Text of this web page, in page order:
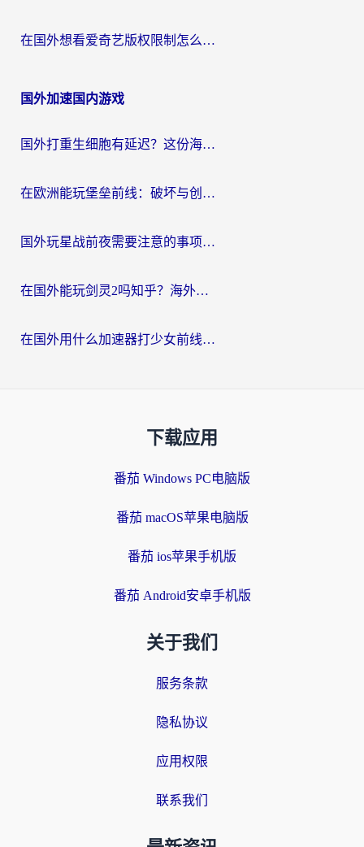
在国外想看爱奇艺版权限制怎么办？海外华人必看的追剧自由指南
国外加速国内游戏
国外打重生细胞有延迟？这份海外畅玩国服游戏加速器终极指南请收好
在欧洲能玩堡垒前线：破坏与创造吗？海外党国服游戏不卡顿的秘密
国外玩星战前夜需要注意的事项：一份来自老玩家的网络生存指南
在国外能玩剑灵2吗知乎？海外党亲测有效的国服游戏加速指南
在国外用什么加速器打少女前线：云图计划不卡？一个老玩家的掏心分享
下载应用
番茄 Windows PC电脑版
番茄 macOS苹果电脑版
番茄 ios苹果手机版
番茄 Android安卓手机版
关于我们
服务条款
隐私协议
应用权限
联系我们